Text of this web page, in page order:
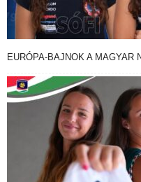
EURÓPA-BAJNOK A MAGYAR